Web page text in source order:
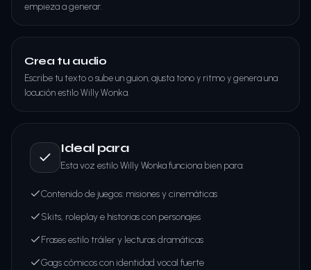
empieza a generar.
Crea tu audio
Escribe tu texto o sube un guion, ajusta tono y ritmo y genera una
locución estilo Willy Wonka.
Ideal para
Esta voz estilo Willy Wonka funciona bien para:
Contenido de juegos: misiones y cinemáticas
Skits, roleplay e historias con personajes
Frases estilo tráiler y lecturas dramáticas
Gags cómicos con identidad vocal fuerte